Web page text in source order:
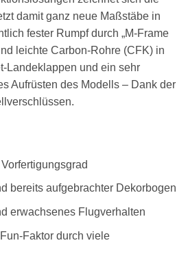
damit ganz neue Maßstäbe in
fester Rumpf durch „M-Frame
leichte Carbon-Rohre (CFK) in
Landeklappen und ein sehr
Aufrüsten des Modells – Dank der
bereits aufgebrachter Dekorbogen
erwachsenes Flugverhalten
Faktor durch viele